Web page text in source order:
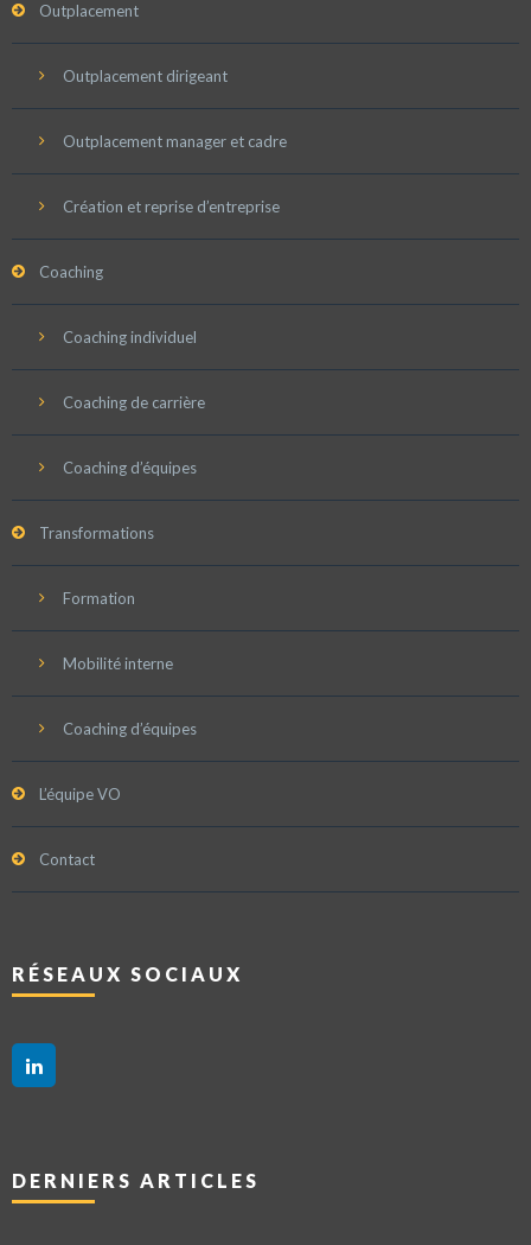
Outplacement
Outplacement dirigeant
Outplacement manager et cadre
Création et reprise d’entreprise
Coaching
Coaching individuel
Coaching de carrière
Coaching d’équipes
Transformations
Formation
Mobilité interne
Coaching d’équipes
L’équipe VO
Contact
RÉSEAUX SOCIAUX
DERNIERS ARTICLES